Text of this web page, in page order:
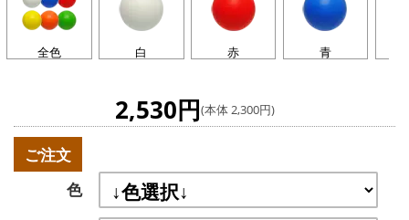
全色 白 赤 青
2,530円(本体 2,300円)
ご注文
色